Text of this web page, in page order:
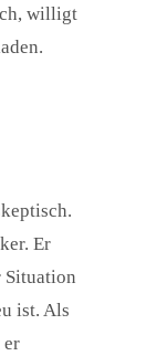
willigt
Er
Situation
ist. Als
er